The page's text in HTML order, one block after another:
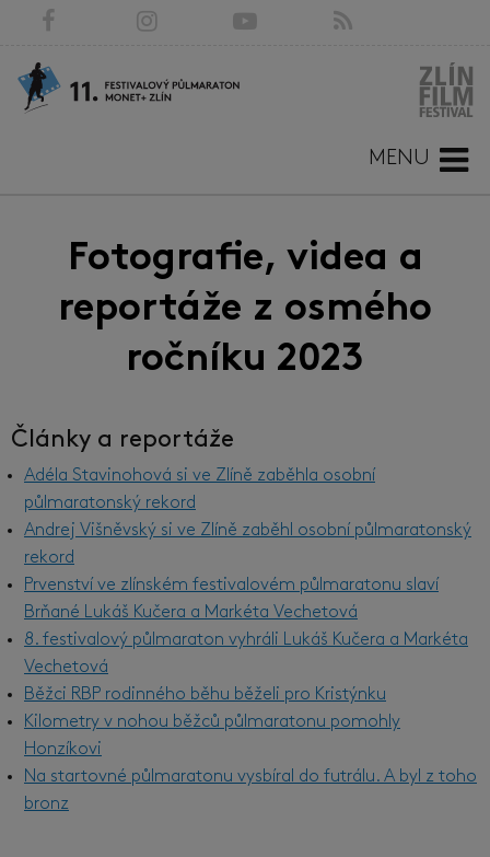
MENU
Fotografie, videa a
reportáže z osmého
ročníku 2023
Články a reportáže
Adéla Stavinohová si ve Zlíně zaběhla osobní
půlmaratonský rekord
Andrej Višněvský si ve Zlíně zaběhl osobní půlmaratonský
rekord
Prvenství ve zlínském festivalovém půlmaratonu slaví
Brňané Lukáš Kučera a Markéta Vechetová
8. festivalový půlmaraton vyhráli Lukáš Kučera a Markéta
Vechetová
Běžci RBP rodinného běhu běželi pro Kristýnku
Kilometry v nohou běžců půlmaratonu pomohly
Honzíkovi
Na startovné půlmaratonu vysbíral do futrálu. A byl z toho
bronz